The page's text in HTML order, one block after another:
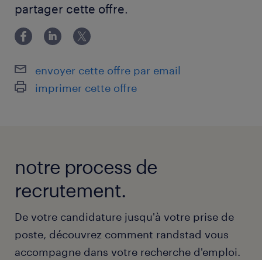
partager cette offre.
envoyer cette offre par email
imprimer cette offre
notre process de
recrutement.
De votre candidature jusqu'à votre prise de
poste, découvrez comment randstad vous
accompagne dans votre recherche d'emploi.